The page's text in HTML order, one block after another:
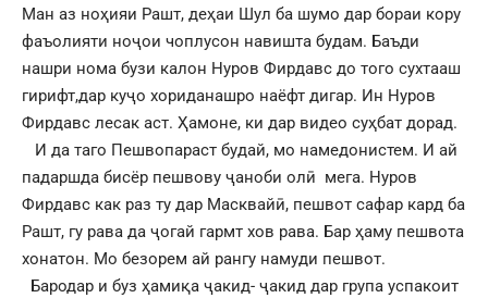
Ман аз ноҳияи Рашт, деҳаи Шул ба шумо дар бораи кору
фаъолияти ноҷои чоплусон навишта будам. Баъди
нашри нома бузи калон Нуров Фирдавс до того сухтааш
гирифт,дар куҷо хориданашро наёфт дигар. Ин Нуров
Фирдавс лесак аст. Ҳамоне, ки дар видео суҳбат дорад.
И да таго Пешвопараст будай, мо намедонистем. И ай
падаршда бисёр пешвову ҷаноби олӣ мега. Нуров
Фирдавс как раз ту дар Масквайӣ, пешвот сафар кард ба
Рашт, гу рава да ҷогай гармт хов рава. Бар ҳаму пешвота
хонатон. Мо безорем ай рангу намуди пешвот.
Бародар и буз ҳамиқа ҷакид- ҷакид дар група успакоит